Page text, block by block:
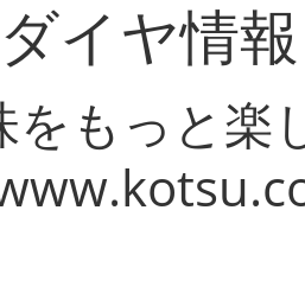
イヤ情
をもっと楽